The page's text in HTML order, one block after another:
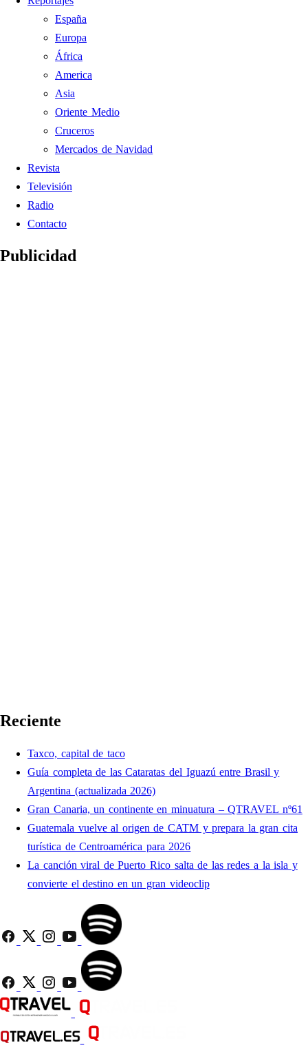
España
Europa
África
America
Asia
Oriente Medio
Cruceros
Mercados de Navidad
Revista
Televisión
Radio
Contacto
Publicidad
Reciente
Taxco, capital de taco
Guía completa de las Cataratas del Iguazú entre Brasil y
Argentina (actualizada 2026)
Gran Canaria, un continente en minuatura – QTRAVEL nº61
Guatemala vuelve al origen de CATM y prepara la gran cita
turística de Centroamérica para 2026
La canción viral de Puerto Rico salta de las redes a la isla y
convierte el destino en un gran videoclip